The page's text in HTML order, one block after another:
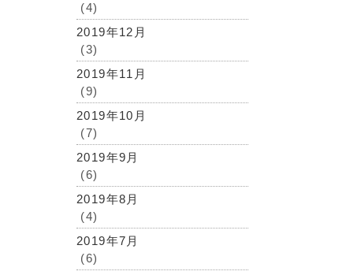
(4)
2019年12月
(3)
2019年11月
(9)
2019年10月
(7)
2019年9月
(6)
2019年8月
(4)
2019年7月
(6)